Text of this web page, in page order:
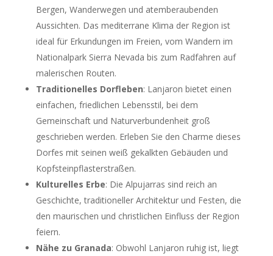
Bergen, Wanderwegen und atemberaubenden
Aussichten. Das mediterrane Klima der Region ist
ideal für Erkundungen im Freien, vom Wandern im
Nationalpark Sierra Nevada bis zum Radfahren auf
malerischen Routen.
Traditionelles Dorfleben: Lanjaron bietet einen
einfachen, friedlichen Lebensstil, bei dem
Gemeinschaft und Naturverbundenheit groß
geschrieben werden. Erleben Sie den Charme dieses
Dorfes mit seinen weiß gekalkten Gebäuden und
Kopfsteinpflasterstraßen.
Kulturelles Erbe: Die Alpujarras sind reich an
Geschichte, traditioneller Architektur und Festen, die
den maurischen und christlichen Einfluss der Region
feiern.
Nähe zu Granada: Obwohl Lanjaron ruhig ist, liegt